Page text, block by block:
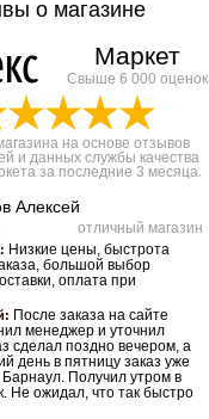
о магазине
Маркет
Свыше 6 000 оценок
на основе отзывов
и данных службы качества
за последние 3 месяца.
Алексей
отличный магазин
Низкие цены, быстрота
большой выбор
оплата при
После заказа на сайте
менеджер и уточнил
сделал поздно вечером, а
день в пятницу заказ уже
Получил утром в
Не ожидал, что так быстро